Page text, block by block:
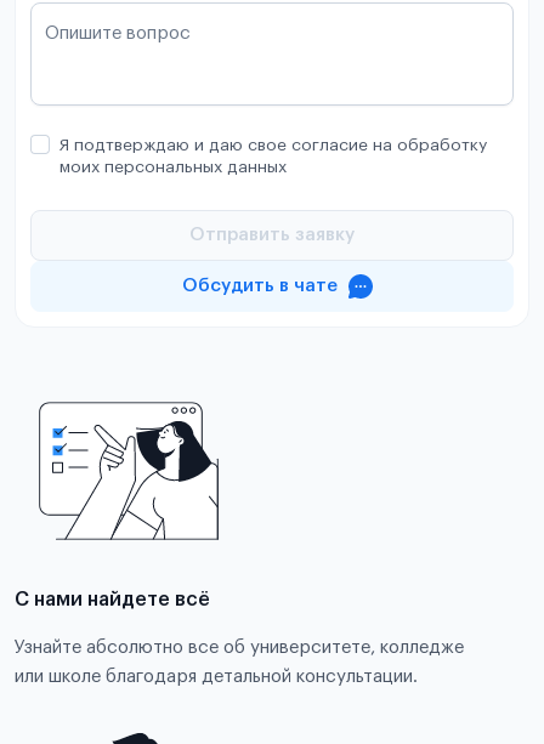
Опишите вопрос
Я подтверждаю и даю свое согласие на обработку
моих персональных данных
Отправить заявку
Обсудить в чате
С нами найдете всё
Узнайте абсолютно все об университете, колледже
или школе благодаря детальной консультации.